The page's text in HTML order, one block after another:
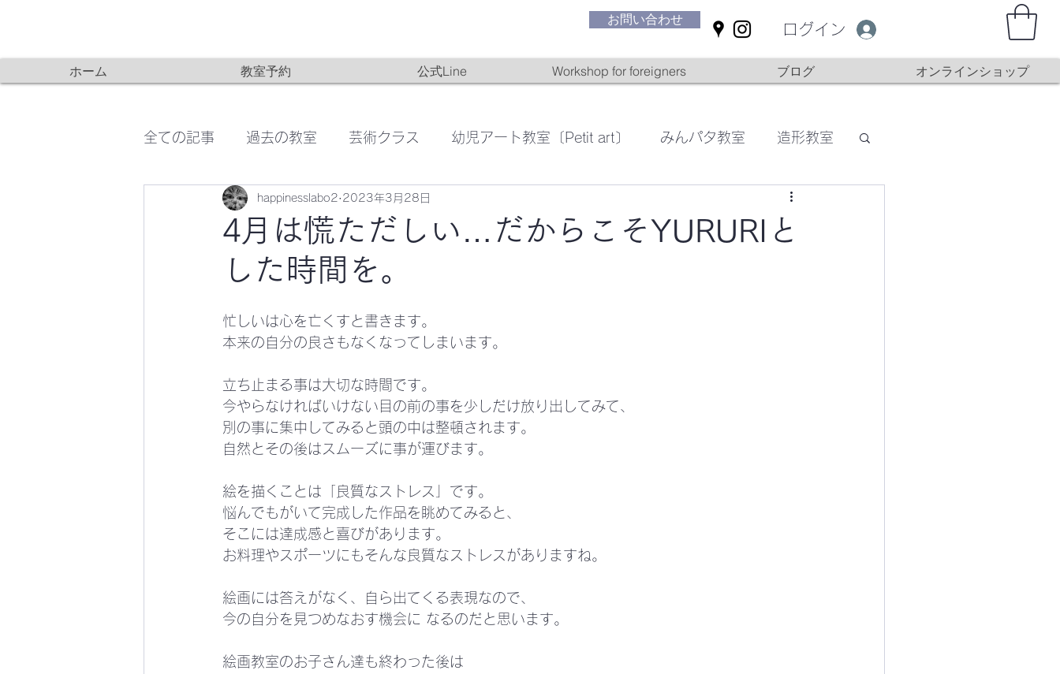
お問い合わせ
ログイン
全ての記事 過去の教室 芸術クラス 幼児アート教室〔Petit art〕 みんパタ教室 造形教室
無印良品WS こどもの絵画教室
4月は慌ただしい…だからこそYURURIと
した時間を。
happinesslabo2 2023年3月28日
忙しいは心を亡くすと書きます。
本来の自分の良さもなくなってしまいます。
立ち止まる事は大切な時間です。
今やらなければいけない目の前の事を少しだけ放り出してみて、
別の事に集中してみると頭の中は整頓されます。
自然とその後はスムーズに事が運びます。
絵を描くことは「良質なストレス」です。
悩んでもがいて完成した作品を眺めてみると、
そこには達成感と喜びがあります。
お料理やスポーツにもそんな良質なストレスがありますね。
絵画には答えがなく、自ら出てくる表現なので、
今の自分を見つめなおす機会に なるのだと思います。
絵画教室のお子さん達も終わった後は
ホーム 教室予約 公式Line Workshop for foreigners ブログ オンラインショップ